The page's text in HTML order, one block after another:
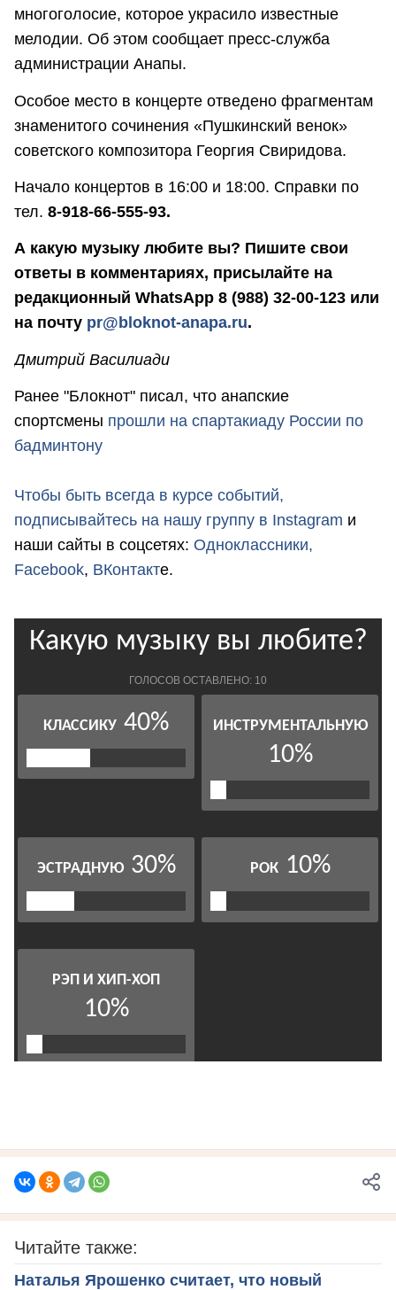
многоголосие, которое украсило известные
мелодии. Об этом сообщает пресс-служба
администрации Анапы.
Особое место в концерте отведено фрагментам
знаменитого сочинения «Пушкинский венок»
советского композитора Георгия Свиридова.
Начало концертов в 16:00 и 18:00. Справки по
тел. 8-918-66-555-93.
А какую музыку любите вы? Пишите свои
ответы в комментариях, присылайте на
редакционный WhatsApp 8 (988) 32-00-123 или
на почту pr@bloknot-anapa.ru.
Дмитрий Василиади
Ранее "Блокнот" писал, что анапские
спортсмены прошли на спартакиаду России по
бадминтону
Чтобы быть всегда в курсе событий,
подписывайтесь на нашу группу в Instagram и
наши сайты в соцсетях: Одноклассники,
Facebook, ВКонтакте.
Читайте также:
Наталья Ярошенко считает, что новый